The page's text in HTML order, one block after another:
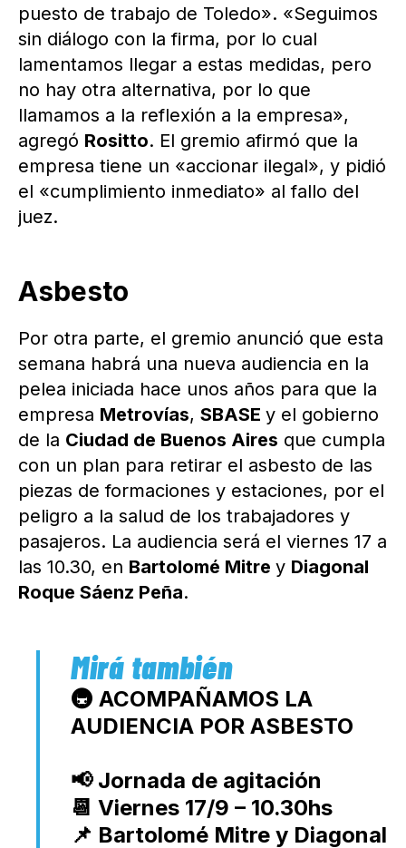
puesto de trabajo de Toledo». «Seguimos
sin diálogo con la firma, por lo cual
lamentamos llegar a estas medidas, pero
no hay otra alternativa, por lo que
llamamos a la reflexión a la empresa»,
agregó Rositto. El gremio afirmó que la
empresa tiene un «accionar ilegal», y pidió
el «cumplimiento inmediato» al fallo del
juez.
Asbesto
Por otra parte, el gremio anunció que esta
semana habrá una nueva audiencia en la
pelea iniciada hace unos años para que la
empresa Metrovías, SBASE y el gobierno
de la Ciudad de Buenos Aires que cumpla
con un plan para retirar el asbesto de las
piezas de formaciones y estaciones, por el
peligro a la salud de los trabajadores y
pasajeros. La audiencia será el viernes 17 a
las 10.30, en Bartolomé Mitre y Diagonal
Roque Sáenz Peña.
🚇 ACOMPAÑAMOS LA
AUDIENCIA POR ASBESTO
📢 Jornada de agitación
📆 Viernes 17/9 – 10.30hs
📌 Bartolomé Mitre y Diagonal